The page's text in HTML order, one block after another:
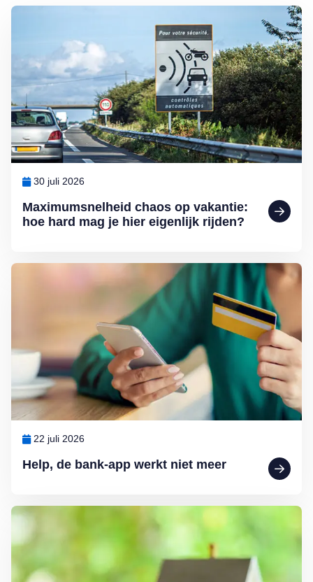
Maximumsnelheid chaos op vakantie:
hoe hard mag je hier eigenlijk rijden?
30 juli 2026
Lees meer over Maximumsnelheid chaos op vakantie: hoe hard
Help, de bank-app werkt niet meer
22 juli 2026
Lees meer over Help, de bank-app werkt niet meer
Lees meer over Ouderen willen helemaal geen hogere erfbelasting